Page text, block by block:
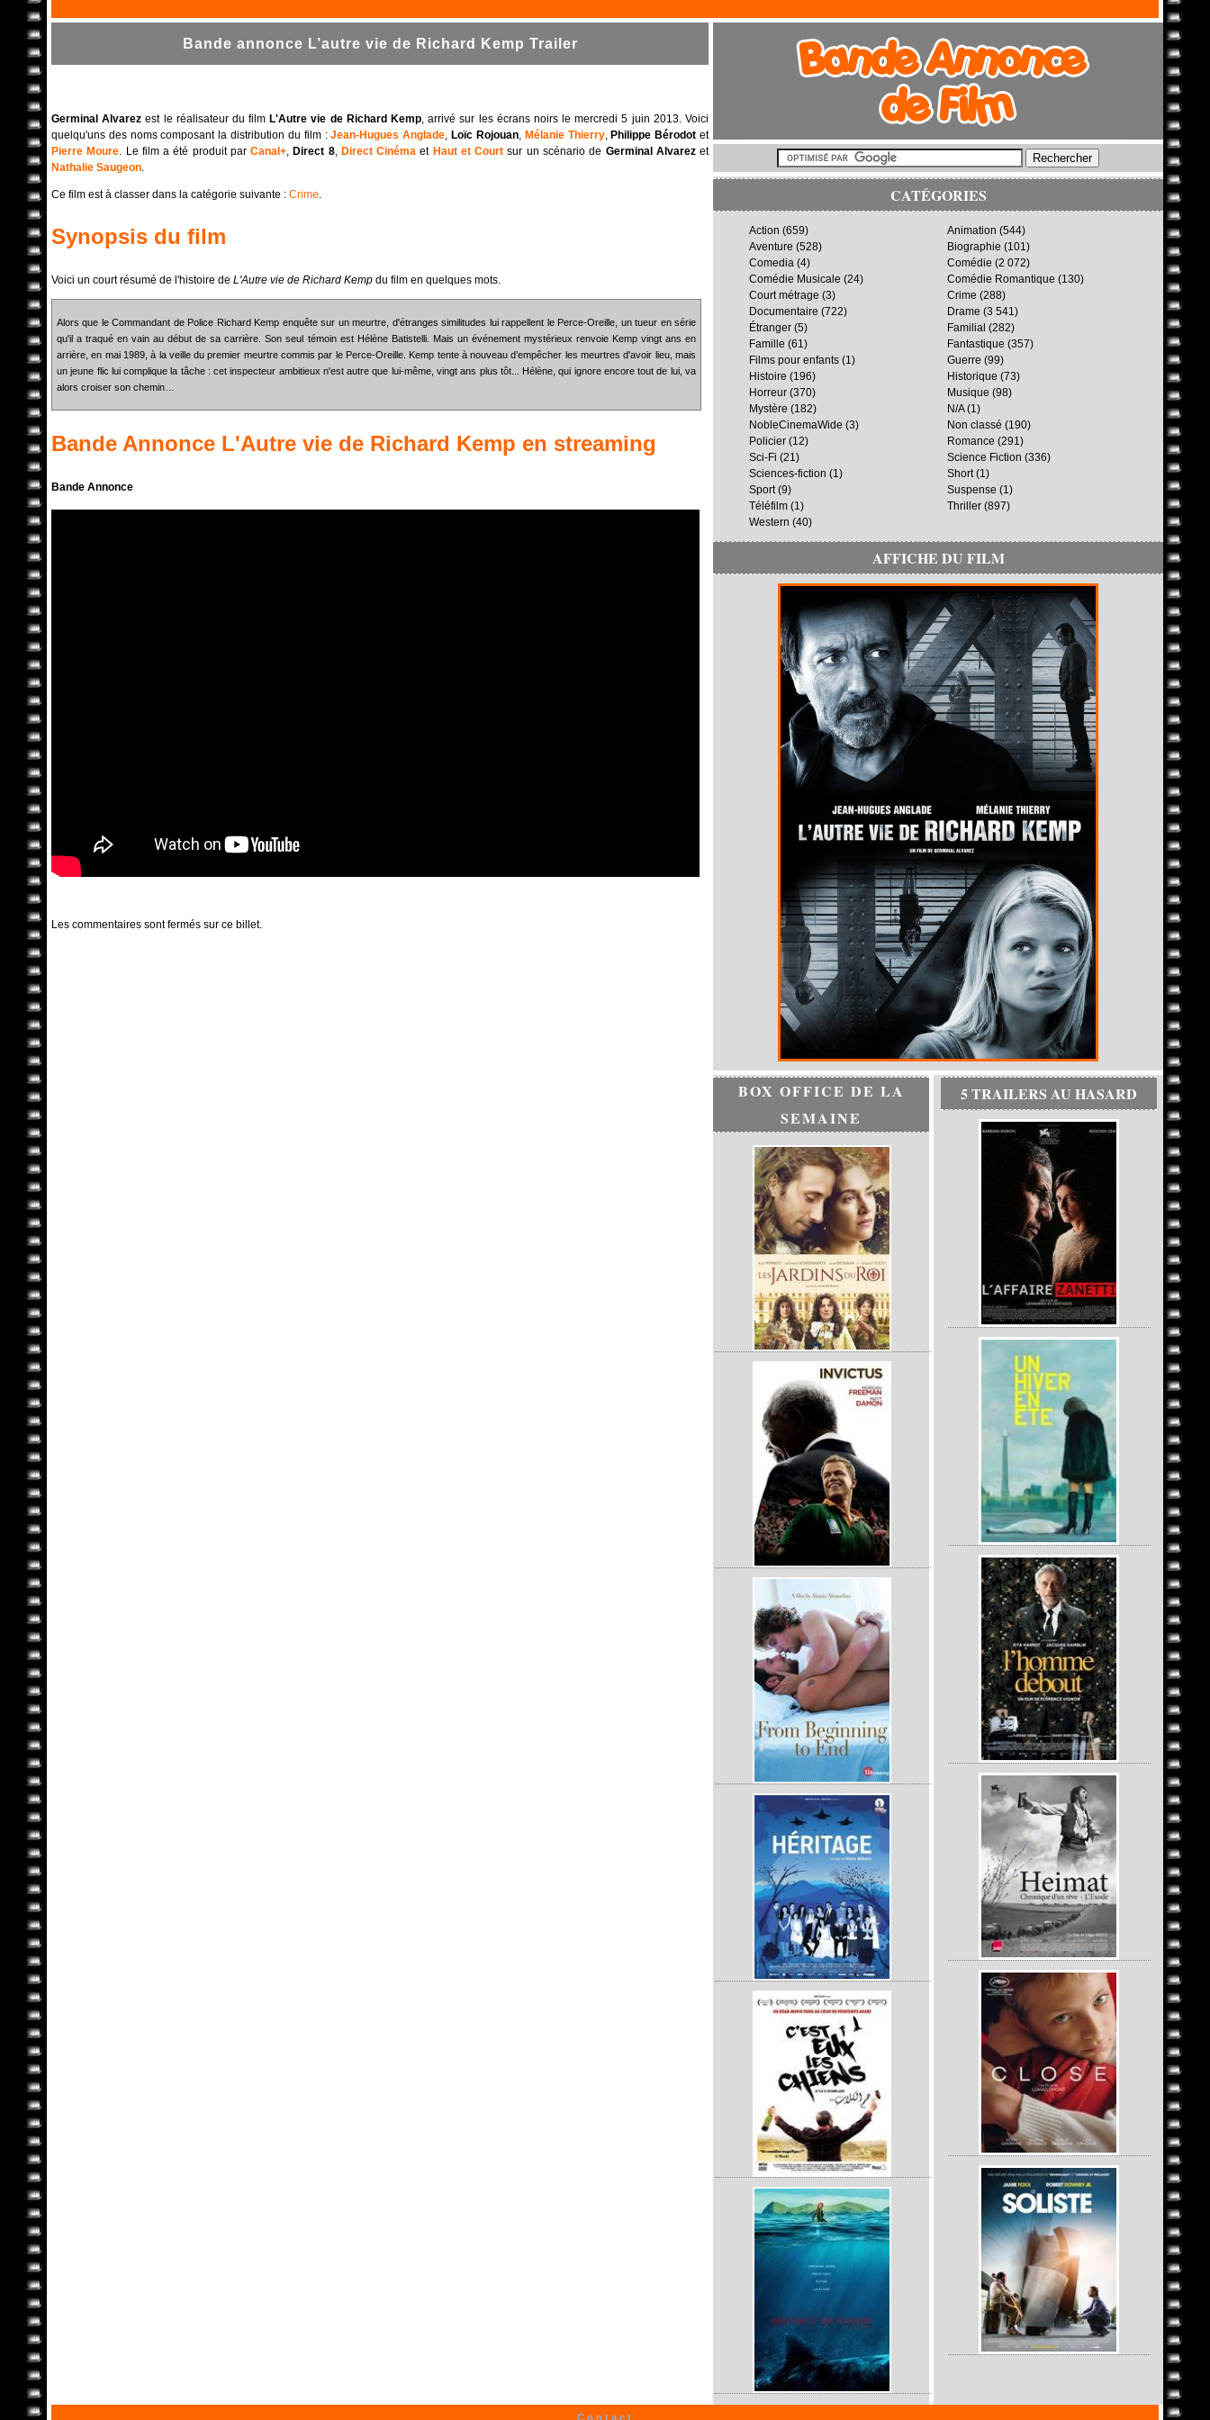
Bande annonce L’autre vie de Richard Kemp Trailer
Germinal Alvarez est le réalisateur du film L'Autre vie de Richard Kemp, arrivé sur les écrans noirs le mercredi 5 juin 2013. Voici
quelqu'uns des noms composant la distribution du film :Jean-Hugues Anglade, Loïc Rojouan, Mélanie Thierry, Philippe Bérodot et
Pierre Moure. Le film a été produit parCanal+, Direct 8, Direct Cinéma et Haut et Court sur un scénario de Germinal Alvarezet
Nathalie Saugeon.
Ce film est à classer dans la catégorie suivante : Crime.
Synopsis du film
Voici un court résumé de l'histoire de L'Autre vie de Richard Kemp du film en quelques mots.
Alors que le Commandant de Police Richard Kemp enquête sur un meurtre, d'étranges similitudes lui rappellent le Perce-Oreille, un tueur en série
qu'il a traqué en vain au début de sa carrière. Son seul témoin est Hélène Batistelli. Mais un événement mystérieux renvoie Kemp vingt ans en
arrière, en mai 1989, à la veille du premier meurtre commis par le Perce-Oreille. Kemp tente à nouveau d’empêcher les meurtres d'avoir lieu, mais
un jeune flic lui complique la tâche : cet inspecteur ambitieux n'est autre que lui-même, vingt ans plus tôt... Hélène, qui ignore encore tout de lui, va
alors croiser son chemin…
Bande Annonce L'Autre vie de Richard Kemp en streaming
Bande Annonce
Les commentaires sont fermés sur ce billet.
CATÉGORIES
Action (659) Animation (544)
Aventure (528) Biographie (101)
Comedia (4) Comédie (2 072)
Comédie Musicale (24) Comédie Romantique (130)
Court métrage (3) Crime (288)
Documentaire (722) Drame (3 541)
Étranger (5) Familial (282)
Famille (61) Fantastique (357)
Films pour enfants (1) Guerre (99)
Histoire (196) Historique (73)
Horreur (370) Musique (98)
Mystère (182) N/A(1)
NobleCinemaWide (3) Non classé (190)
Policier (12) Romance (291)
Sci-Fi (21) Science Fiction (336)
Sciences-fiction (1) Short(1)
Sport(9) Suspense (1)
Téléfilm (1) Thriller (897)
Western (40)
AFFICHE DU FILM
BOX OFFICE DE LA
SEMAINE
5 TRAILERS AU HASARD
Contact